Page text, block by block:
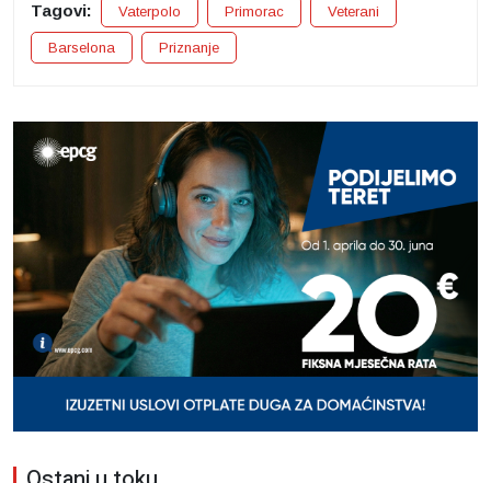
Tagovi: Vaterpolo Primorac Veterani
Barselona Priznanje